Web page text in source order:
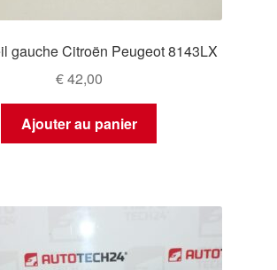
gauche Citroën Peugeot 8143LX
€42,00
Ajouter au panier